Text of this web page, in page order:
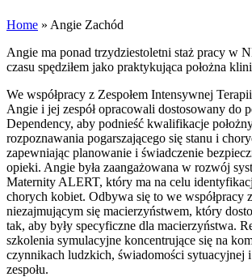
Home » Angie Zachód
Angie ma ponad trzydziestoletni staż pracy w
czasu spędziłem jako praktykująca położna
We współpracy z Zespołem Intensywnej
Angie i jej zespół opracowali dostosowany do
Dependency, aby podnieść kwalifikacje
rozpoznawania pogarszającego się stanu i
zapewniając planowanie i świadczenie
opieki. Angie była zaangażowana w rozwój
Maternity ALERT, który ma na celu
chorych kobiet. Odbywa się to we współpracy
niezajmującym się macierzyństwem, który
tak, aby były specyficzne dla macierzyństwa.
szkolenia symulacyjne koncentrujące się na
czynnikach ludzkich, świadomości sytuacyjnej
zespołu.